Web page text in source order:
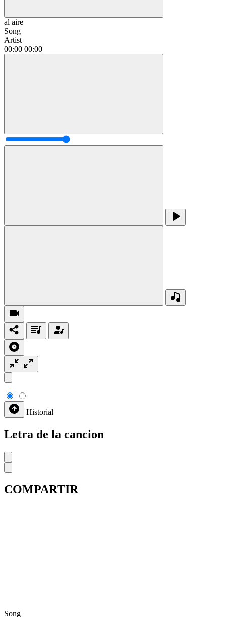
al aire
Song
Artist
00:00 00:00
Historial
Letra de la cancion
COMPARTIR
Song